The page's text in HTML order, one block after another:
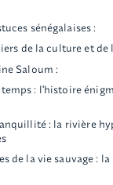
sénégalaises :
de la culture et
Saloum :
temps : l'histoire
: la rivière
de la vie sauvage :